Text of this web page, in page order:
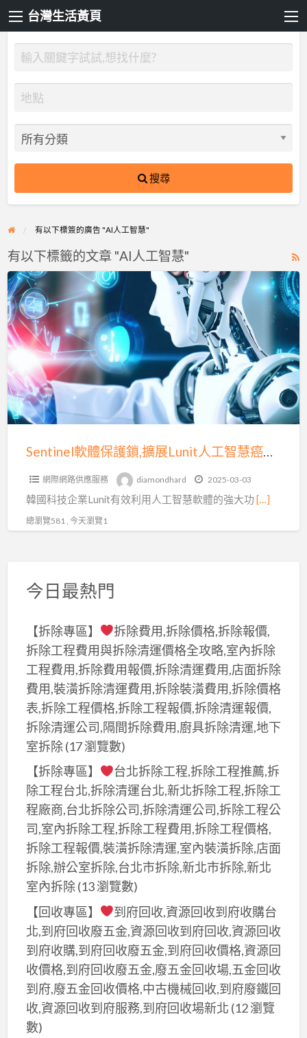
台灣生活黃頁
搜尋
有以下標簽的廣告 "AI人工智慧"
有以下標籤的文章 "AI人工智慧"
Sentinel
軟
體
保
護
鎖,
擴
展
Lunit
Sentinel軟體保護鎖,擴展Lunit人工智慧癌症檢測技術
網際網路供應服務 diamondhard 2025-03-03
韓國科技企業Lunit有效利用人工智慧軟體的強大功 […]
總瀏覽581 , 今天瀏覽1
今日最熱門
【拆除專區】
拆除費用,拆除價格,拆除報價,
拆除工程費用與拆除清運價格全攻略,室內拆除
工程費用,拆除費用報價,拆除清運費用,店面拆除
費用,裝潢拆除清運費用,拆除裝潢費用,拆除價格
表,拆除工程價格,拆除工程報價,拆除清運報價,
拆除清運公司,隔間拆除費用,廚具拆除清運,地下
室拆除(17 瀏覽數)
【拆除專區】
台北拆除工程,拆除工程推薦,拆
除工程台北,拆除清運台北,新北拆除工程,拆除工
程廠商,台北拆除公司,拆除清運公司,拆除工程公
司,室內拆除工程,拆除工程費用,拆除工程價格,
拆除工程報價,裝潢拆除清運,室內裝潢拆除,店面
拆除,辦公室拆除,台北市拆除,新北市拆除,新北
室內拆除(13 瀏覽數)
【回收專區】
到府回收,資源回收到府收購台
北,到府回收廢五金,資源回收到府回收,資源回收
到府收購,到府回收廢五金,到府回收價格,資源回
收價格,到府回收廢五金,廢五金回收場,五金回收
到府,廢五金回收價格,中古機械回收,到府廢鐵回
收,資源回收到府服務,到府回收場新北 (12 瀏覽
數)